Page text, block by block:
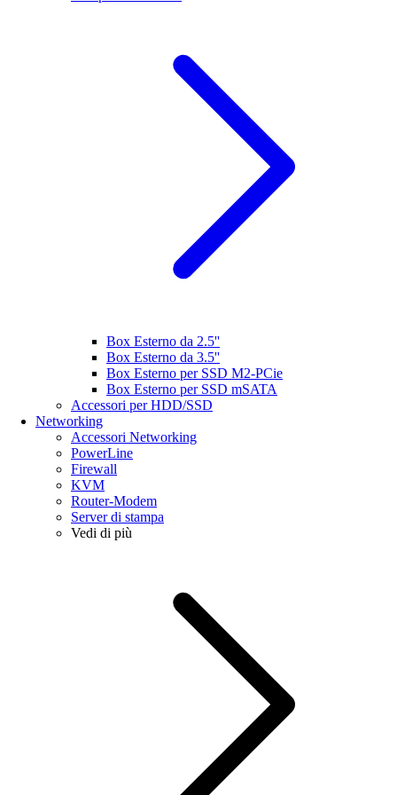
Box Esterno da 2.5''
Box Esterno da 3.5''
Box Esterno per SSD M2-PCie
Box Esterno per SSD mSATA
Accessori per HDD/SSD
Networking
Accessori Networking
PowerLine
Firewall
KVM
Router-Modem
Server di stampa
Vedi di più